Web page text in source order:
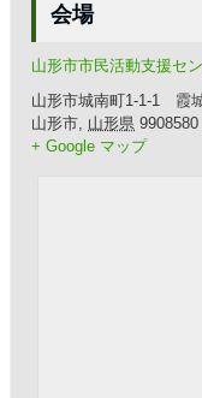
会場
山形市市民活動支援
山形市城南町1-1-1 霞
山形市 山形県 9908580
+ Google マップ